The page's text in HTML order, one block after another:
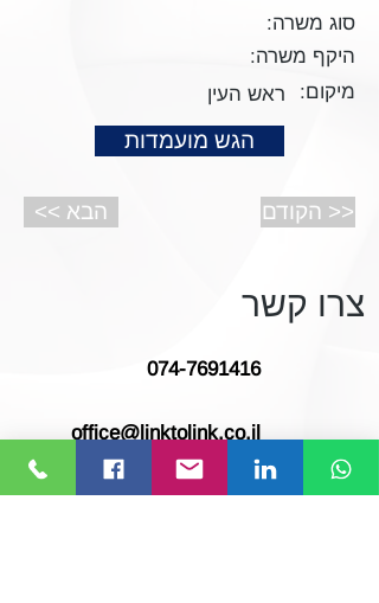
סוג משרה:
היקף משרה:
מיקום:
ראש העין
הגש מועמדות
<< הבא הקודם >>
צרו קשר
074-7691416
office@linktolink.co.il
המלאכה 23, ראש העין